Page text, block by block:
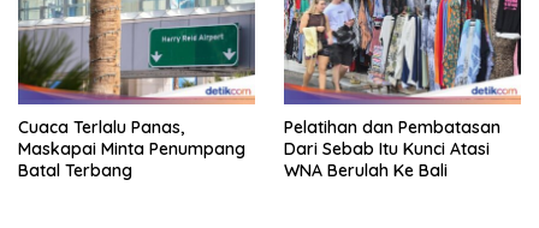
Cuaca Terlalu Panas,
Maskapai Minta Penumpang
Batal Terbang
Pelatihan dan Pembatasan
Dari Sebab Itu Kunci Atasi
WNA Berulah Ke Bali